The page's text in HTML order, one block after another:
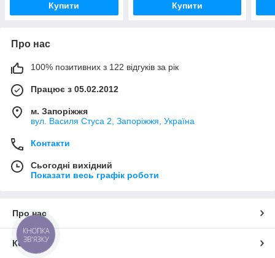
Купити Купити
Про нас
100% позитивних з 122 відгуків за рік
Працює з 05.02.2012
м. Запоріжжя
вул. Василя Стуса 2, Запоріжжя, Україна
Контакти
Сьогодні вихідний
Показати весь графік роботи
Про нас
Контакти
КНОПКА
ЗВ'ЯЗКУ